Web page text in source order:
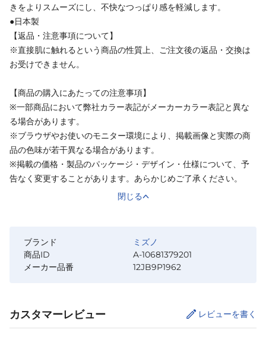
きをよりスムーズにし、不快なつっぱり感を軽減します。
●日本製
【返品・注意事項について】
※直接肌に触れるという商品の性質上、ご注文後の返品・交換は
お受けできません。
【商品の購入にあたっての注意事項】
※一部商品において弊社カラー表記がメーカーカラー表記と異な
る場合があります。
※ブラウザやお使いのモニター環境により、掲載画像と実際の商
品の色味が若干異なる場合があります。
※掲載の価格・製品のパッケージ・デザイン・仕様について、予
告なく変更することがあります。あらかじめご了承ください。
閉じる
ブランド
ミズノ
商品ID
A-10681379201
メーカー品番
12JB9P1962
カスタマーレビュー レビューを書く